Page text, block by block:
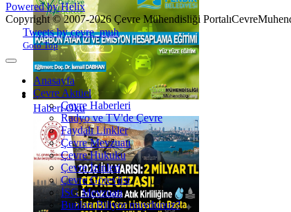
Haberi Oku
Powered by Helix
Copyright © 2007-2026 Çevre Mühendisliği Portalı
Joomla! 3 Templates
Tweets by cevre_muh
Goto Top
Anasayfa
Çevre Aktüel
Çevre Haberleri
Radyo ve TV'de Çevre
Faydalı Linkler
Çevre Mevzuatı
Çevre Hukuku
Çevre İzinleri
Çevre Görevlisi
İSG Mevzuatı
Bunları Biliyor muydunuz?